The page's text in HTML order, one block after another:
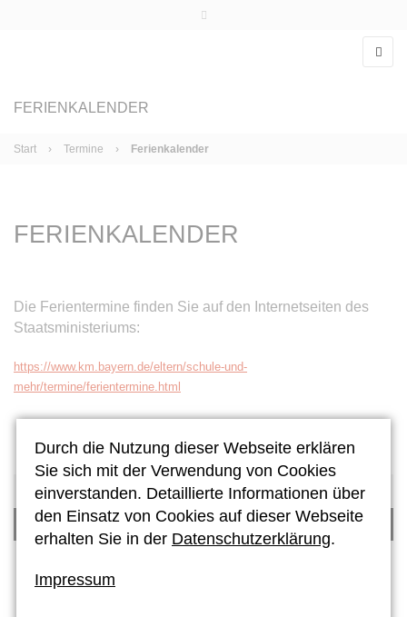
FERIENKALENDER
Start › Termine › Ferienkalender
FERIENKALENDER
Die Ferientermine finden Sie auf den Internetseiten des
Staatsministeriums:
https://www.km.bayern.de/eltern/schule-und-
mehr/termine/ferientermine.html
KALENDER
FERIENKALENDER
Durch die Nutzung dieser Webseite erklären
Sie sich mit der Verwendung von Cookies
einverstanden. Detaillierte Informationen über
den Einsatz von Cookies auf dieser Webseite
erhalten Sie in der Datenschutzerklärung.
Impressum